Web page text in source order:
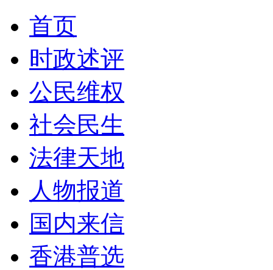
首页
时政述评
公民维权
社会民生
法律天地
人物报道
国内来信
香港普选